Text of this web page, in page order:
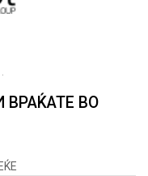
ВРАЌАТЕ ВО